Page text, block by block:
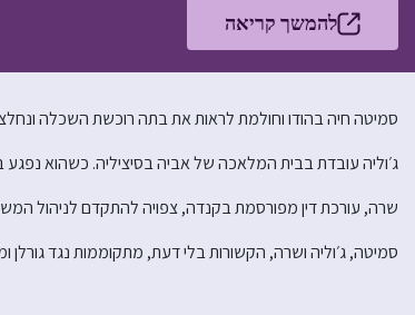
להמשך קריאה
סמיטה חיה בהודו וחולמת לראות את בתה רוכשת השכלה
ג׳וליה עובדת בבית המלאכה של אביה בסיציליה. כשהוא
שרה, עורכת דין מפורסמת בקנדה, צפויה להתקדם לניהול
סמיטה, ג׳וליה ושרה, הקשורות בלי דעת, מתקוממות נגד גורלן